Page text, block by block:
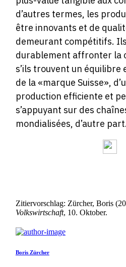
d’autres termes, les
être innovants et de
demeurant compétitifs.
durablement affronter la
s’ils trouvent un
de la «marque Suisse»,
production efficiente et
s’appuyant sur des
mondialisées, d’autre part.
Zitiervorschlag: Zürcher, Boris
Volkswirtschaft, 10. Oktober.
Boris Zürcher